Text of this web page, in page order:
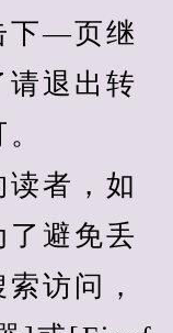
—页继
请退出转
者，如
避免丢
访问，